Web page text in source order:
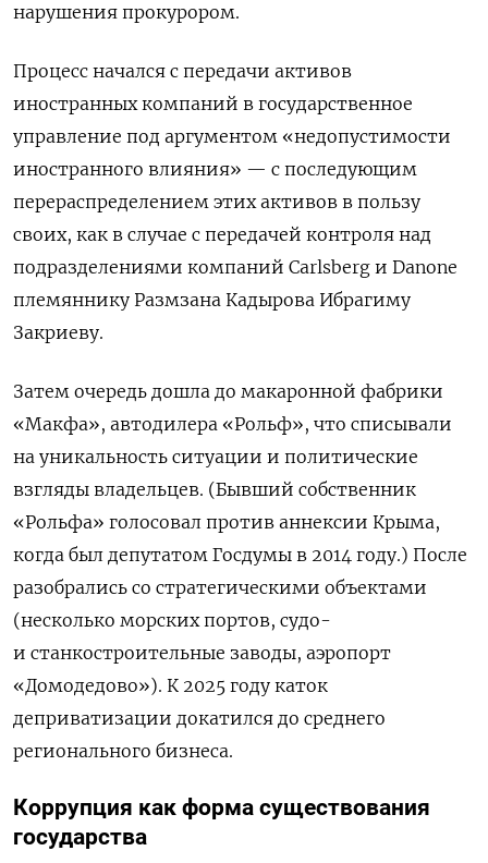
нарушения прокурором.
Процесс начался с передачи активов
иностранных компаний в государственное
управление под аргументом «недопустимости
иностранного влияния» — с последующим
перераспределением этих активов в пользу
своих, как в случае с передачей контроля над
подразделениями компаний Carlsberg и Danone
племяннику Размзана Кадырова Ибрагиму
Закриеву.
Затем очередь дошла до макаронной фабрики
«Макфа», автодилера «Рольф», что списывали
на уникальность ситуации и политические
взгляды владельцев. (Бывший собственник
«Рольфа» голосовал против аннексии Крыма,
когда был депутатом Госдумы в 2014 году.) После
разобрались со стратегическими объектами
(несколько морских портов, судо-
и станкостроительные заводы, аэропорт
«Домодедово»). К 2025 году каток
деприватизации докатился до среднего
регионального бизнеса.
Коррупция как форма существования
государства